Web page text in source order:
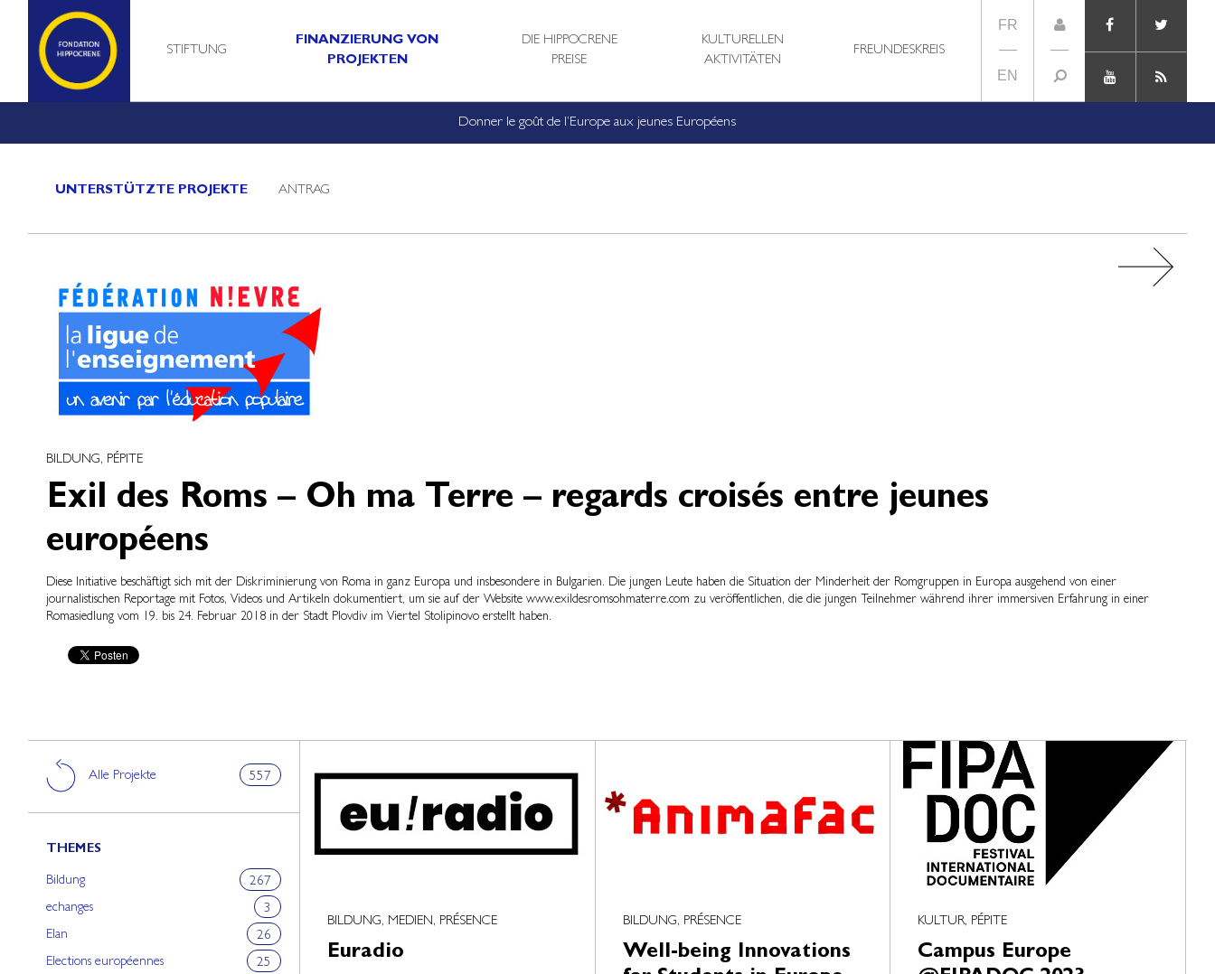
Donner le goût de l’Europe aux jeunes Européens
FR
EN
STIFTUNG
FINANZIERUNG VON
PROJEKTEN
DIE HIPPOCRENE
PREISE
KULTURELLEN
AKTIVITÄTEN
FREUNDESKREIS
UNTERSTÜTZTE PROJEKTE ANTRAG
BILDUNG, PÉPITE
Exil des Roms – Oh ma Terre – regards croisés entre jeunes
européens
Diese Initiative beschäftigt sich mit der Diskriminierung von Roma in ganz Europa und insbesondere in Bulgarien. Die jungen Leute haben die Situation der Minderheit der Romgruppen in Europa ausgehend von einer
journalistischen Reportage mit Fotos, Videos und Artikeln dokumentiert, um sie auf der Website www.exildesromsohmaterre.com zu veröffentlichen, die die jungen Teilnehmer während ihrer immersiven Erfahrung in einer
Romasiedlung vom 19. bis 24. Februar 2018 in der Stadt Plovdiv im Viertel Stolipinovo erstellt haben.
Alle Projekte 557
THEMES
Bildung
267
echanges
3
Elan
26
Elections européennes
25
BILDUNG, MEDIEN, PRÉSENCE
Euradio
BILDUNG, PRÉSENCE
Well-being Innovations
KULTUR, PÉPITE
Campus Europe